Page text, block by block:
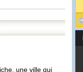
une ville qui